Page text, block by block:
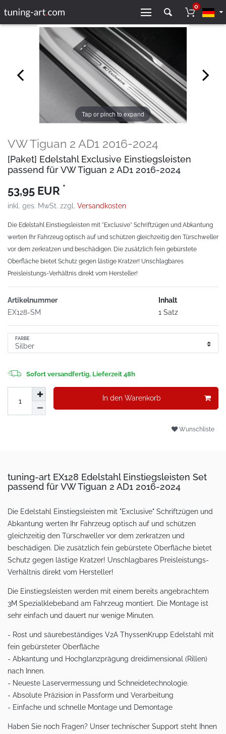
0
Tap or pinch to expand
VW Tiguan 2 AD1 2016-2024
[Paket] Edelstahl Exclusive Einstiegsleisten
passend für VW Tiguan 2 AD1 2016-2024
53,95 EUR *
inkl. ges. MwSt. zzgl. Versandkosten
Die Edelstahl Einstiegsleisten mit "Exclusive" Schriftzügen und Abkantung
werten Ihr Fahrzeug optisch auf und schützen gleichzeitig den Türschweller
vor dem zerkratzen und beschädigen. Die zusätzlich fein gebürstete
Oberfläche bietet Schutz gegen lästige Kratzer! Unschlagbares
Preisleistungs-Verhältnis direkt vom Hersteller!
Artikelnummer
EX128-SM
Inhalt
1 Satz
FARBE
Sofort versandfertig, Lieferzeit 48h
In den Warenkorb
Wunschliste
tuning-art EX128 Edelstahl Einstiegsleisten Set
passend für VW Tiguan 2 AD1 2016-2024
Die Edelstahl Einstiegsleisten mit "Exclusive" Schriftzügen und
Abkantung werten Ihr Fahrzeug optisch auf und schützen
gleichzeitig den Türschweller vor dem zerkratzen und
beschädigen. Die zusätzlich fein gebürstete Oberfläche bietet
Schutz gegen lästige Kratzer! Unschlagbares Preisleistungs-
Verhältnis direkt vom Hersteller!
Die Einstiegsleisten werden mit einem bereits angebrachtem
3M Spezialklebeband am Fahrzeug montiert. Die Montage ist
sehr einfach und dauert nur wenige Minuten.
- Rost und säurebeständiges V2A ThyssenKrupp Edelstahl mit
fein gebürsteter Oberfläche
- Abkantung und Hochglanzprägung dreidimensional (Rillen)
nach Innen.
- Neueste Laservermessung und Schneidetechnologie.
- Absolute Präzision in Passform und Verarbeitung
- Einfache und schnelle Montage und Demontage
Haben Sie noch Fragen? Unser technischer Support steht Ihnen